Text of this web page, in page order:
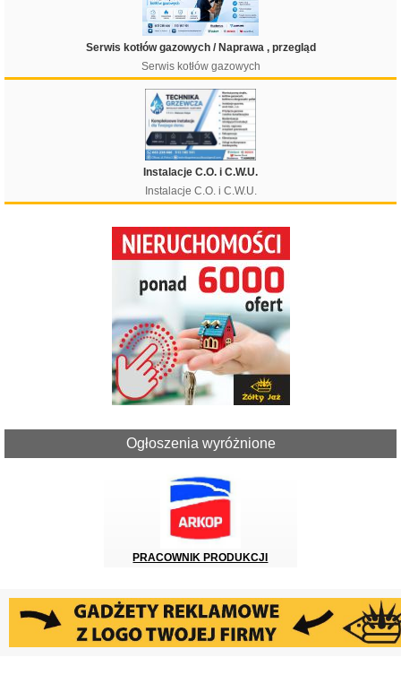
Serwis kotłów gazowych / Naprawa , przegląd
Serwis kotłów gazowych
Instalacje C.O. i C.W.U.
Instalacje C.O. i C.W.U.
Ogłoszenia wyróżnione
PRACOWNIK PRODUKCJI